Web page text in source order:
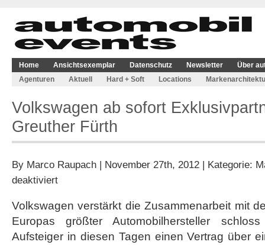
Home Ansichtsexemplar Datenschutz Newsletter
Über
Agenturen
Aktuell Hard + Soft Locations
Volkswagen ab sofort
Greuther Fürth
By Marco Raupach | November 27th, 2012 | Kategorie:
deaktiviertfür
sofort
Exklusivpartner
SpVgg
Volkswagen verstärkt die Zusammenarbeit mit
Europas größter Automobilhersteller
Aufsteiger in diesen Tagen einen Vertrag über